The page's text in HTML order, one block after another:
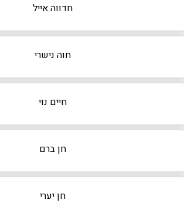
חדווה אייל
חוה נישרי
חיים נוי
חן ברם
חן יערי